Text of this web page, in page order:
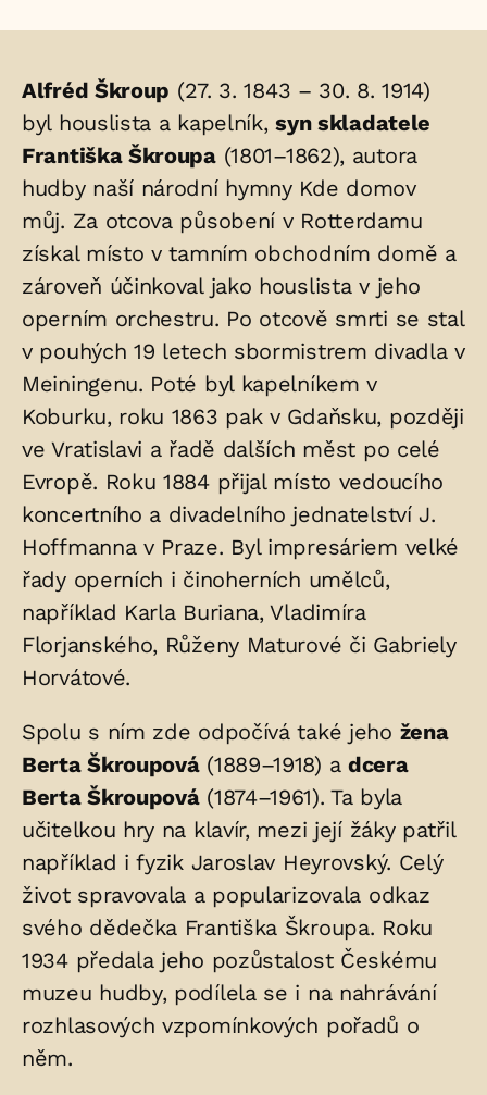
Životopis
osoby/osob
uložených
v
hrobu:
Alfréd Škroup (27. 3. 1843 – 30. 8. 1914)
byl houslista a kapelník,syn skladatele
Františka Škroupa(1801–1862), autora
hudby naší národní hymny Kde domov
můj. Za otcova působení v Rotterdamu
získal místo v tamním obchodním domě a
zároveň účinkoval jako houslista v jeho
operním orchestru. Po otcově smrti se stal
v pouhých 19 letech sbormistrem divadla v
Meiningenu. Poté byl kapelníkem v
Koburku, roku 1863 pak v Gdaňsku, později
ve Vratislavi a řadě dalších měst po celé
Evropě. Roku 1884 přijal místo vedoucího
koncertního a divadelního jednatelství J.
Hoffmanna v Praze. Byl impresáriem velké
řady operních i činoherních umělců,
například Karla Buriana, Vladimíra
Florjanského, Růženy Maturové či Gabriely
Horvátové.
Spolu s ním zde odpočívá také jeho žena
Berta Škroupová(1889–1918) a dcera
Berta Škroupová(1874–1961). Ta byla
učitelkou hry na klavír, mezi její žáky patřil
například i fyzik Jaroslav Heyrovský. Celý
život spravovala a popularizovala odkaz
svého dědečka Františka Škroupa. Roku
1934 předala jeho pozůstalost Českému
muzeu hudby, podílela se i na nahrávání
rozhlasových vzpomínkových pořadů o
něm.